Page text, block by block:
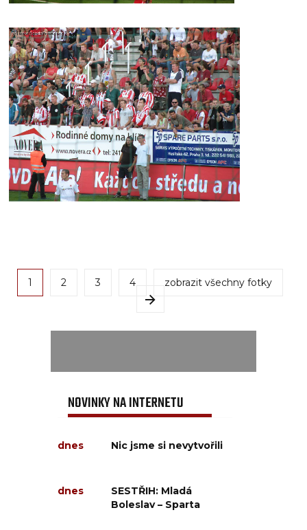
1 2 3 4 zobrazit všechny fotky
NOVINKY NA INTERNETU
dnes Nic jsme si nevytvořili
dnes
SESTŘIH: Mladá
Boleslav – Sparta